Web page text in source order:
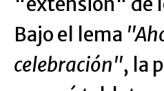
Bajo el lema
celebración", la